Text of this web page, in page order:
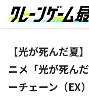
【光が死んだ夏
ニメ「光が死ん
ーチェーン（EX）